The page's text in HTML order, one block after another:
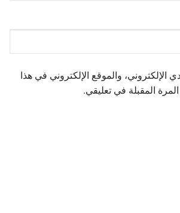
الإلكتروني، والموقع الإلكتروني في هذا
المقبلة في تعليقي.